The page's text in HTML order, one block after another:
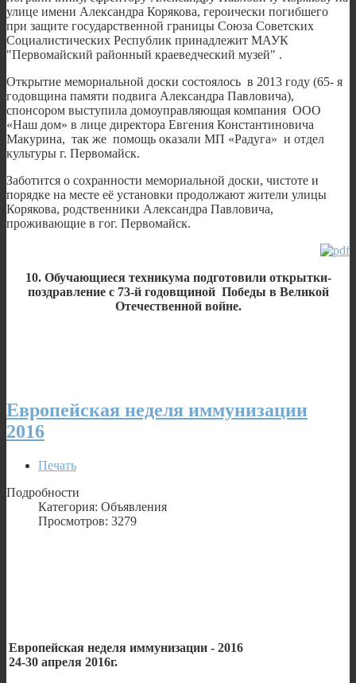
улице имени Александра Корякова, героически погибшего
при защите государственной границы Союза Советских
Социалистических Республик принадлежит МАУК
"Первомайский районный краеведческий музей" .
Открытие мемориальной доски состоялось в 2013 году (65- я
годовщинa памяти подвига Александра Павловича),
спонсором выступила домоуправляющая компания ООО
«Наш дом» в лице директора Евгения Константиновича
Макурина, так же помощь оказали МП «Радуга» и отдел
культуры г. Первомайск.
Заботится о сохранности мемориальной доски, чистоте и
порядке на месте её установки продолжают жители улицы
Корякова, родственники Александра Павловича,
проживающие в гог. Первомайск.
10. Обучающиеся техникума подготовили открытки-
поздравление с 73-й годовщиной Победы в Великой
Отечественной войне.
Европейская неделя иммунизации
2016
Печать
Подробности
Категория: Объявления
Просмотров: 3279
Европейская неделя иммунизации - 2016
24-30 апреля 2016г.